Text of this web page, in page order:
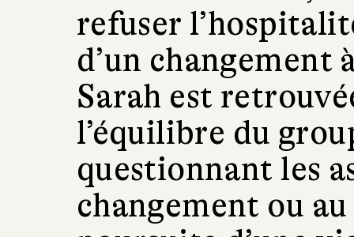
refuser
d’un changement
Sarah est
l’équilibre du
questionnant les
changement ou